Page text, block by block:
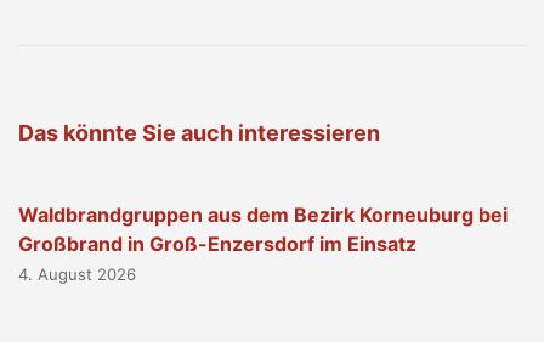
Das könnte Sie auch interessieren
Waldbrandgruppen aus dem Bezirk Korneuburg bei
Großbrand in Groß-Enzersdorf im Einsatz
4. August 2026